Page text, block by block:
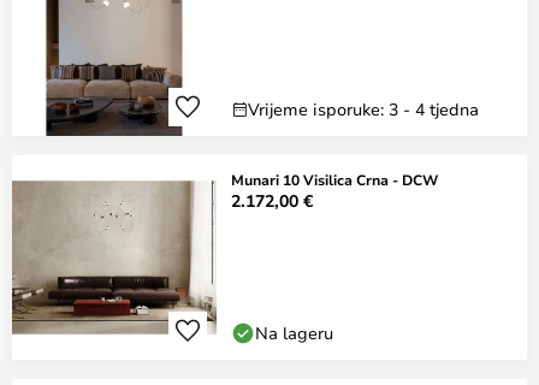
Vrijeme isporuke: 3 - 4 tjedna
Munari 10 Visilica Crna - DCW
2.172,00 €
Na lageru